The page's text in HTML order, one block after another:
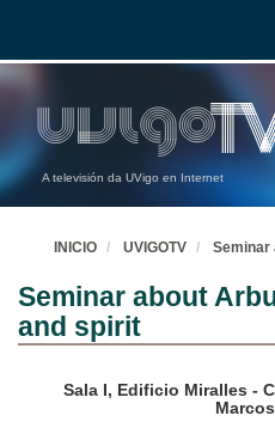
A televisión da UVigo en Internet
INICIO UVIGOTV Seminar
Seminar about
and spirit
Sala I, Edificio Miralles -